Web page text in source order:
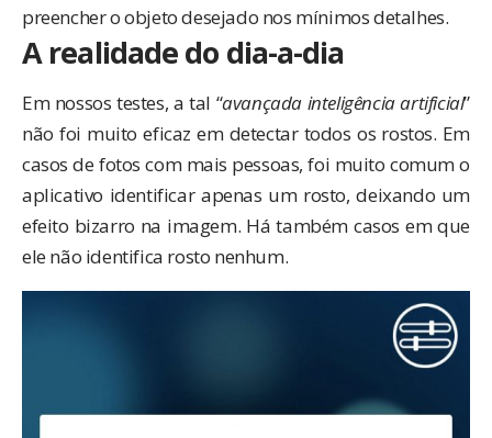
preencher o objeto desejado nos mínimos detalhes.
A realidade do dia-a-dia
Em nossos testes, a tal “avançada inteligência artificial”
não foi muito eficaz em detectar todos os rostos. Em
casos de fotos com mais pessoas, foi muito comum o
aplicativo identificar apenas um rosto, deixando um
efeito bizarro na imagem. Há também casos em que
ele não identifica rosto nenhum.